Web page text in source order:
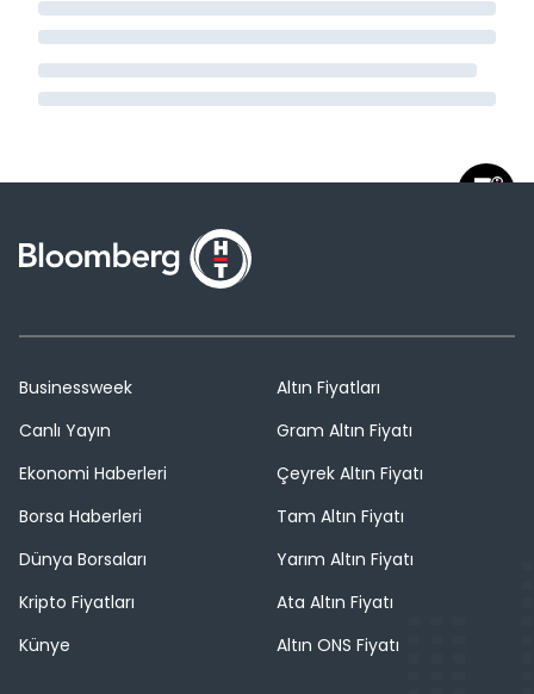
Businessweek
Canlı Yayın
Ekonomi Haberleri
Borsa Haberleri
Dünya Borsaları
Kripto Fiyatları
Künye
Altın Fiyatları
Gram Altın Fiyatı
Çeyrek Altın Fiyatı
Tam Altın Fiyatı
Yarım Altın Fiyatı
Ata Altın Fiyatı
Altın ONS Fiyatı